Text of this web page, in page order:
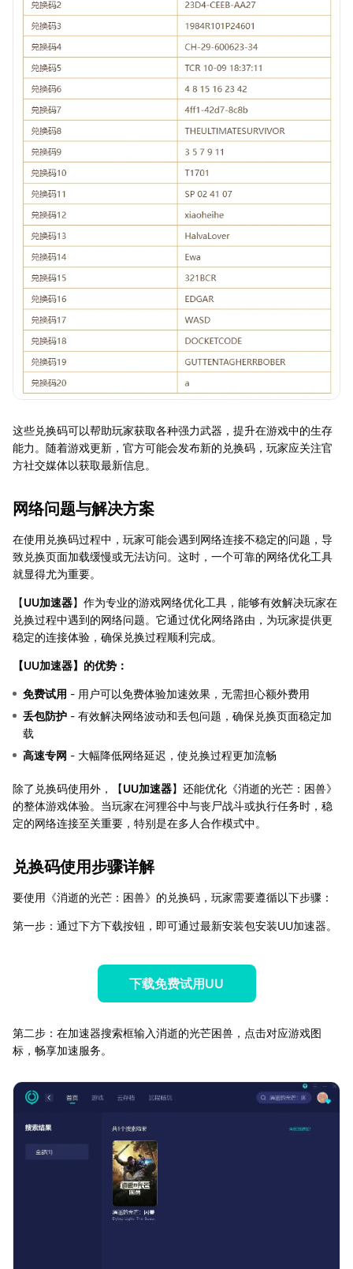
这些兑换码可以帮助玩家获取各种强力武器，提升在游戏中的生存
能力。随着游戏更新，官方可能会发布新的兑换码，玩家应关注官
方社交媒体以获取最新信息。
网络问题与解决方案
在使用兑换码过程中，玩家可能会遇到网络连接不稳定的问题，导
致兑换页面加载缓慢或无法访问。这时，一个可靠的网络优化工具
就显得尤为重要。
【UU加速器】作为专业的游戏网络优化工具，能够有效解决玩家在
兑换过程中遇到的网络问题。它通过优化网络路由，为玩家提供更
稳定的连接体验，确保兑换过程顺利完成。
【UU加速器】的优势：
免费试用 - 用户可以免费体验加速效果，无需担心额外费用
丢包防护 - 有效解决网络波动和丢包问题，确保兑换页面稳定加
载
高速专网 - 大幅降低网络延迟，使兑换过程更加流畅
除了兑换码使用外，【UU加速器】还能优化《消逝的光芒：困兽》
的整体游戏体验。当玩家在河狸谷中与丧尸战斗或执行任务时，稳
定的网络连接至关重要，特别是在多人合作模式中。
兑换码使用步骤详解
要使用《消逝的光芒：困兽》的兑换码，玩家需要遵循以下步骤：
第一步：通过下方下载按钮，即可通过最新安装包安装UU加速器。
下载免费试用UU
第二步：在加速器搜索框输入消逝的光芒困兽，点击对应游戏图
标，畅享加速服务。